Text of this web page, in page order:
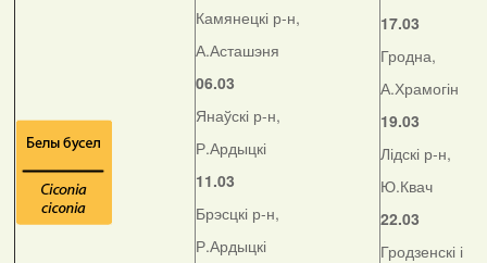
Камянецкі р-н,
А.Асташэня
06.03
Янаўскі р-н,
Р.Ардыцкі
11.03
Брэсцкі р-н,
Р.Ардыцкі
17.03
Гродна,
А.Храмогін
19.03
Лідскі р-н,
Ю.Квач
22.03
Гродзенскі і